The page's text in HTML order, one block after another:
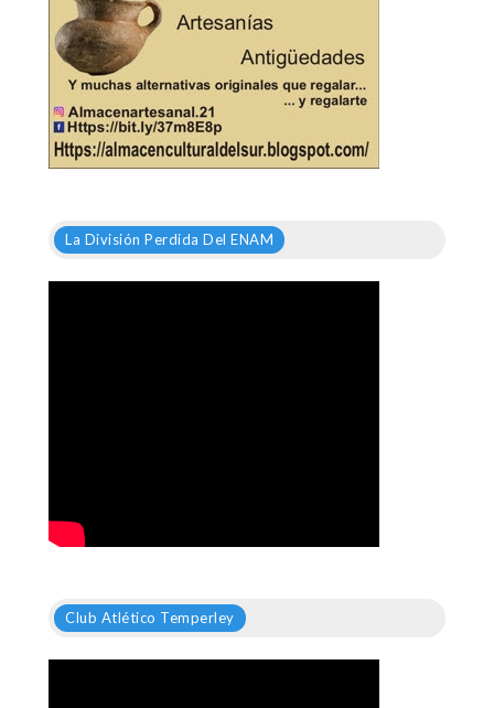
La División Perdida Del ENAM
Club Atlético Temperley